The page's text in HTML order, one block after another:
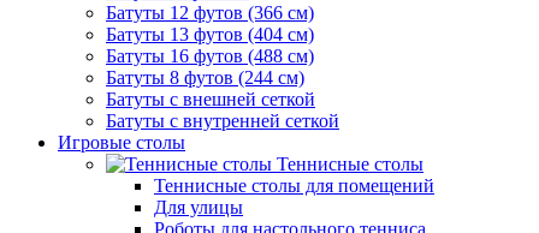
Батуты 12 футов (366 см)
Батуты 13 футов (404 см)
Батуты 16 футов (488 см)
Батуты 8 футов (244 см)
Батуты с внешней сеткой
Батуты с внутренней сеткой
Игровые столы
Теннисные столы
Теннисные столы для помещений
Для улицы
Роботы для настольного тенниса